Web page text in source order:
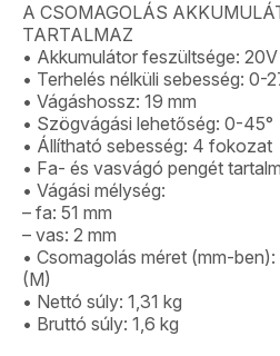
A CSOMAGOLÁS
TARTALMAZ
• Akkumulátor feszültsége: 20V
• Terhelés nélküli sebesség: 0-
• Vágáshossz: 19 mm
• Szögvágási lehetőség: 0-45°
• Állítható sebesség: 4 fokozat
• Fa- és vasvágó pengét
• Vágási mélység:
– fa: 51 mm
– vas: 2 mm
• Csomagolás méret (mm-
(M)
• Nettó súly: 1,31 kg
• Bruttó súly: 1,6 kg